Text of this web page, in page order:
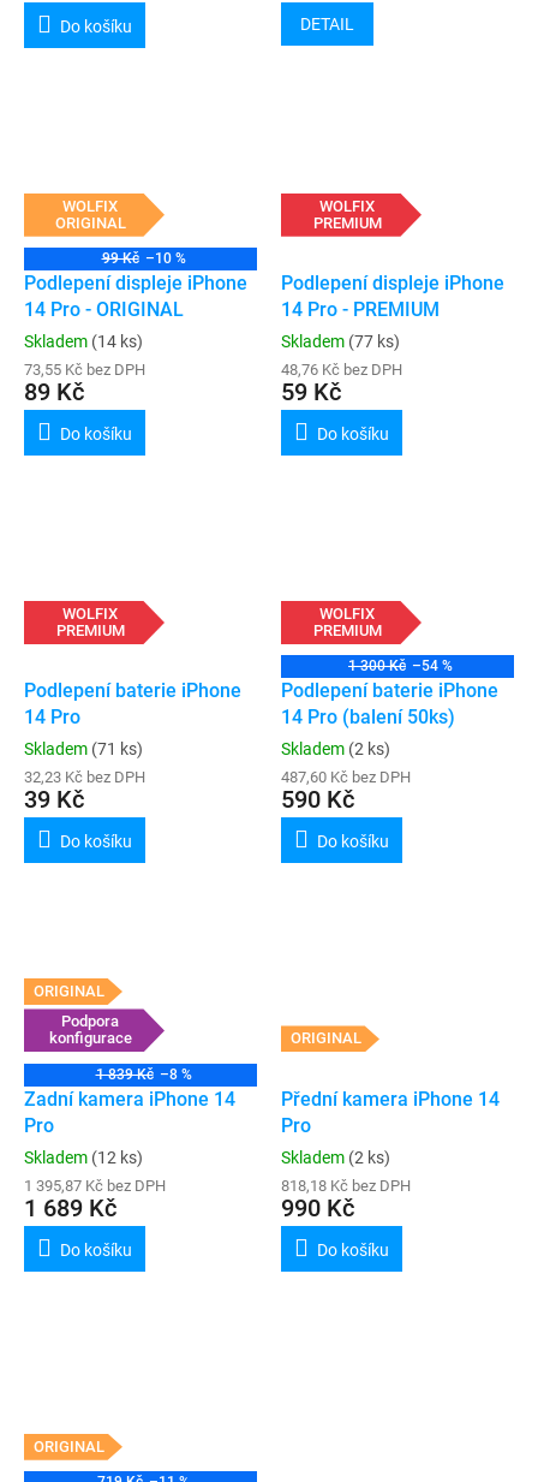
Do košíku DETAIL
WOLFIX
ORIGINAL
99 Kč –10 %
Podlepení displeje iPhone
14 Pro - ORIGINAL
Skladem (14 ks)
73,55 Kč bez DPH
89 Kč
Do košíku
WOLFIX
PREMIUM
Podlepení displeje iPhone
14 Pro - PREMIUM
Skladem (77 ks)
48,76 Kč bez DPH
59 Kč
Do košíku
WOLFIX
PREMIUM
Podlepení baterie iPhone
14 Pro
Skladem (71 ks)
32,23 Kč bez DPH
39 Kč
Do košíku
WOLFIX
PREMIUM
1 300 Kč –54 %
Podlepení baterie iPhone
14 Pro (balení 50ks)
Skladem (2 ks)
487,60 Kč bez DPH
590 Kč
Do košíku
ORIGINAL
Podpora
konfigurace
1 839 Kč –8 %
Zadní kamera iPhone 14
Pro
Skladem (12 ks)
1 395,87 Kč bez DPH
1 689 Kč
Do košíku
ORIGINAL
Přední kamera iPhone 14
Pro
Skladem (2 ks)
818,18 Kč bez DPH
990 Kč
Do košíku
ORIGINAL